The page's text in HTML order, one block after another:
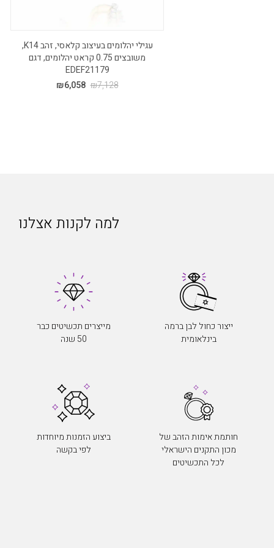
עגילי יהלומים בעיצוב קלאסי, זהב K14,
משובצים 0.75 קראט יהלומים, דגם
EDEF21179
₪7,128
₪6,058
למה לקנות אצלנו
ייצור כחול לבן ברמה
בינלאומית
מייצרים תכשיטים כבר
50 שנה
חותמת אימות הזהב של
מכון התקנים הישראלי
לכל התכשיטים
ביצוע הזמנות מיוחדות
לפי בקשה